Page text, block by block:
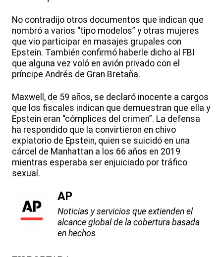
No contradijo otros documentos que indican que
nombró a varios “tipo modelos” y otras mujeres
que vio participar en masajes grupales con
Epstein. También confirmó haberle dicho al FBI
que alguna vez voló en avión privado con el
príncipe Andrés de Gran Bretaña.
Maxwell, de 59 años, se declaró inocente a cargos
que los fiscales indican que demuestran que ella y
Epstein eran “cómplices del crimen”. La defensa
ha respondido que la convirtieron en chivo
expiatorio de Epstein, quien se suicidó en una
cárcel de Manhattan a los 66 años en 2019
mientras esperaba ser enjuiciado por tráfico
sexual.
AP
Noticias y servicios que extienden el
alcance global de la cobertura basada
en hechos